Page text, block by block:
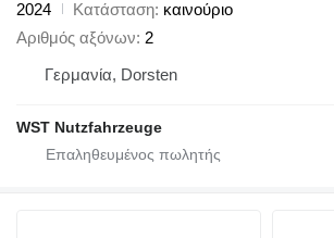
2024
Κατάσταση καινούριο
Αριθμός αξόνων 2
Γερμανία, Dorsten
WST Nutzfahrzeuge